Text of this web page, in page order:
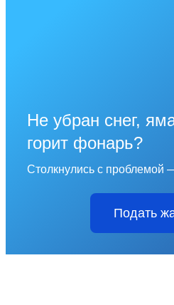
Не убран снег,
горит фонарь?
Столкнулись с проблемой
Подать